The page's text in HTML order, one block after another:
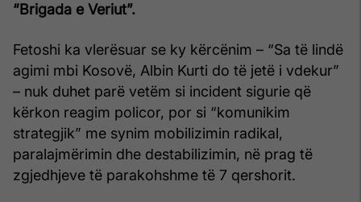
“Brigada e Veriut”.
Fetoshi ka vlerësuar se ky kërcënim – “Sa të lindë
agimi mbi Kosovë, Albin Kurti do të jetë i vdekur”
– nuk duhet parë vetëm si incident sigurie që
kërkon reagim policor, por si “komunikim
strategjik” me synim mobilizimin radikal,
paralajmërimin dhe destabilizimin, në prag të
zgjedhjeve të parakohshme të 7 qershorit.